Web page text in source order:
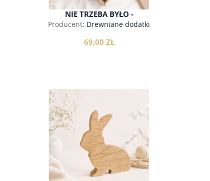
NIE TRZEBA BYŁO -
WIELKANOCNY BOX
Producent: Drewniane dodatki
69,00 ZŁ
do koszyka